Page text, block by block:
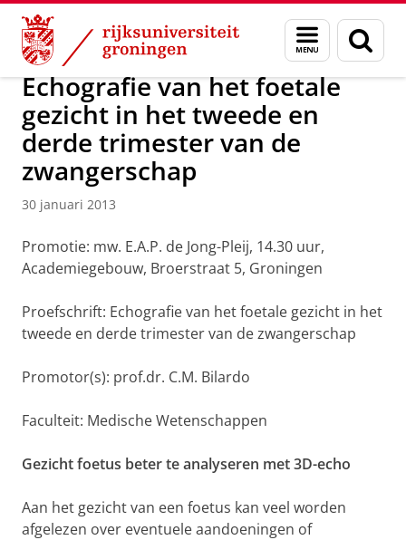
Skip
Content
Skip
Navigation
Menu
en
zoeken
Over ons Actueel Nieuws Nieuwsberichten
Echografie van het foetale
gezicht in het tweede en
derde trimester van de
zwangerschap
30 januari 2013
Promotie: mw. E.A.P. de Jong-Pleij, 14.30 uur,
Academiegebouw, Broerstraat 5, Groningen
Proefschrift: Echografie van het foetale gezicht in het
tweede en derde trimester van de zwangerschap
Promotor(s): prof.dr. C.M. Bilardo
Faculteit: Medische Wetenschappen
Gezicht foetus beter te analyseren met 3D-echo
Aan het gezicht van een foetus kan veel worden
afgelezen over eventuele aandoeningen of